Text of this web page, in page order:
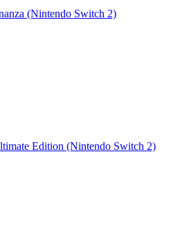
(Nintendo Switch 2)
Edition (Nintendo Switch 2)